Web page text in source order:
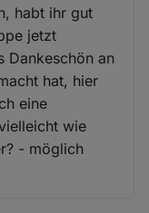
habt ihr gut
jetzt
Dankeschön an
hat, hier
eine
wie
- möglich